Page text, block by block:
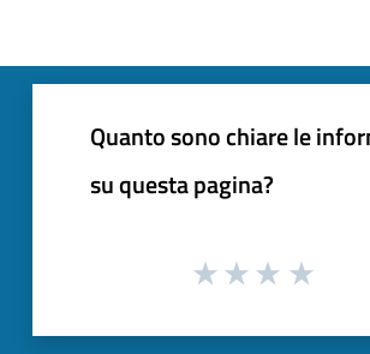
Quanto sono chiare le
su questa pagina?